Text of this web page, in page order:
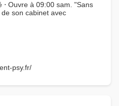
⋅ Ouvre à 09:00 sam. "Sans
son cabinet avec
psy.fr/